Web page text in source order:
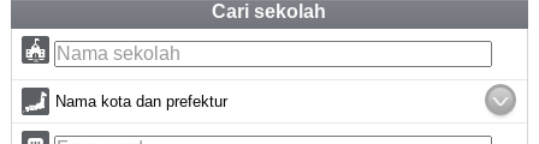
Cari sekolah
Nama kota dan prefektur